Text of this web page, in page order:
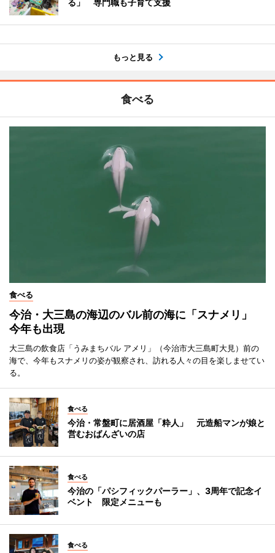
もっと見る
食べる
食べる
今治・大三島の海辺のバル前の海に「スナメリ」
今年も出現
大三島の飲食店「うみまちバル アメリ」（今治市大三島町大見）前の
海で、今年もスナメリの姿が観察され、訪れる人々の目を楽しませてい
る。
食べる
今治・常盤町に居酒屋「粋人」 元造船マンが娘と
営むおばんざいの店
食べる
今治の「パシフィックパーラー」、3周年で記念イ
ベント 限定メニューも
食べる